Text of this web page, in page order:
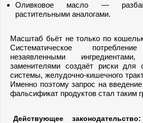
Оливковое масло —
растительными аналогами.
Масштаб бьёт не только по
Систематическое
незаявленными
заменителями создаёт риски для
системы, желудочно-кишечного
Именно поэтому запрос на
фальсификат продуктов стал таким
Действующее